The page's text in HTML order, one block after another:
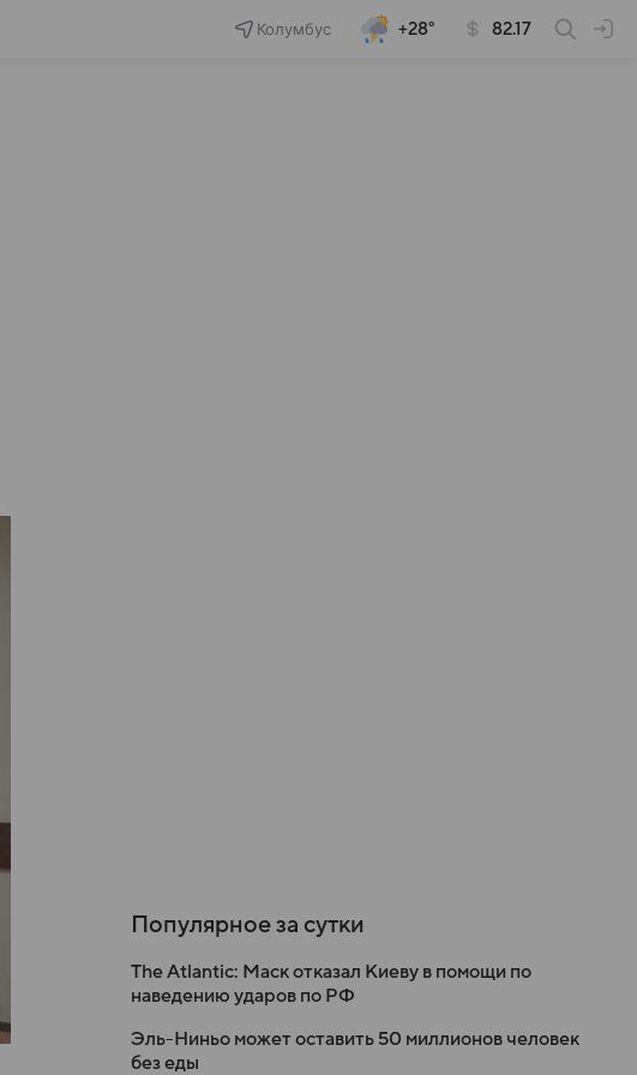
Колумбус +28° 82.17
Популярное за сутки
The Atlantic: Маск отказал Киеву в помощи по
наведению ударов по РФ
Эль-Ниньо может оставить 50 миллионов человек
без еды